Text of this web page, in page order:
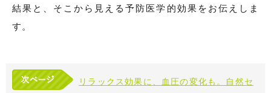
結果と、そこから見える予防医学的効果をお伝えしま
す。
リラックス効果に、血圧の変化も。自然セ